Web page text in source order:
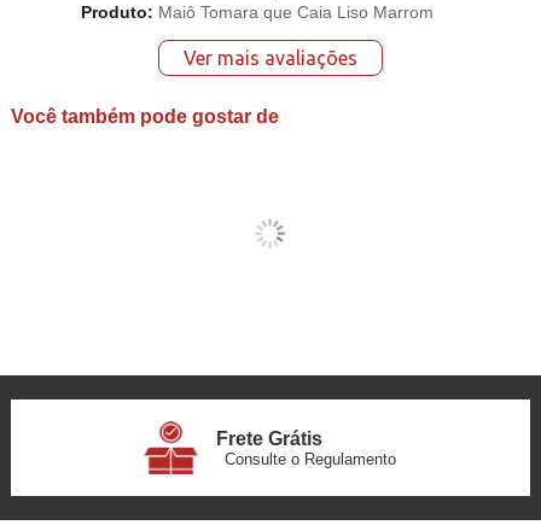
Produto: Maiô Tomara que Caia Liso Marrom
Ver mais avaliações
Você também pode gostar de
Frete Grátis
Consulte o Regulamento